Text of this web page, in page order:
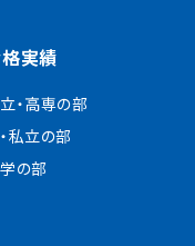
実績
・高専の部
私立の部
の部